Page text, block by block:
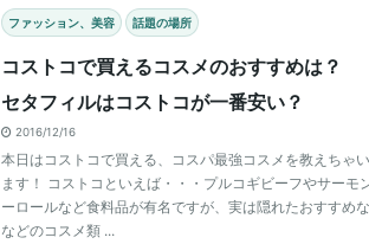
ファッション、美容 話題の場所
コストコで買えるコスメのおすすめは？
セタフィルはコストコが一番安い？
2016/12/16
本日はコストコで買える、コスパ最強コスメを教えちゃ
ます！ コストコといえば・・・プルコギビーフやサーモ
ーロールなど食料品が有名ですが、実は隠れたおすすめ
などのコスメ類 ...